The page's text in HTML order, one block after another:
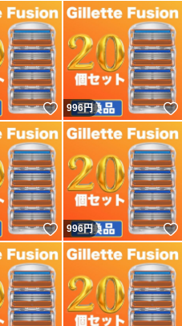
いいね！
996円
いいね！
996円